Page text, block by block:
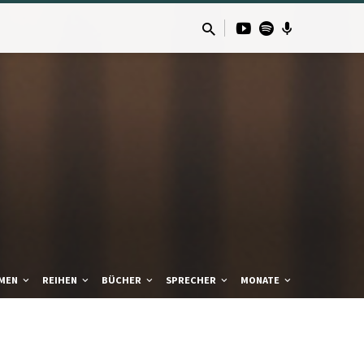
REIHEN BÜCHER SPRECHER MONATE